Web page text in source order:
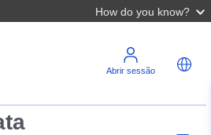
How do you know?
Abrir sessão